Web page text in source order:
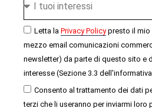
Letta la Privacy Policypresto il mio
mezzo email comunicazioni
newsletter) da parte di questo sito e
interesse (Sezione 3.3
Consento al trattamento dei dati
terzi che li useranno per inviarmi